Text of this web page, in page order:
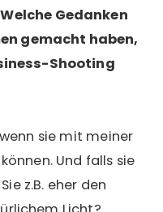
Gedanken
gemacht haben,
Shooting
sie mit meiner
Und falls sie
z.B. eher den